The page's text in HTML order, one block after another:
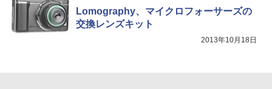
Lomography、マイクロフォーサーズの
交換レンズキット
2013年10月18日